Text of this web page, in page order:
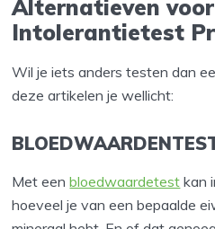
Alternatieven
Intolerantietest
Wil je iets anders testen dan
deze artikelen je wellicht:
Met eenbloedwaardetest kan
hoeveel je van een bepaalde